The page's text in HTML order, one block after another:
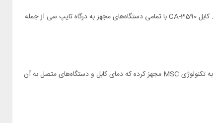
کابل مک دودو از استاندارد SCP که مختص محصولات هوآوی است نیز پشتیبانی کرده و گوشی هواوی P50 را در مدت تنها 30 دقیقه به طور کامل شارژ می‌نماید. کابل CA-3590 با تمامی دستگاه‌های مجهز به درگاه تایپ سی از جمله
حرارت دشمن شماره یک لوازم الکترونیکی است و اگر بتوانید از داغ شدن موبایل و سایر دستگاه‌ها جلوگیری کنید عمرشان افزایش می‌یابد. مک دودو کابل خود را به تکنولوژی MSC مجهز کرده که دمای کابل و دستگاه‌های متصل به آن